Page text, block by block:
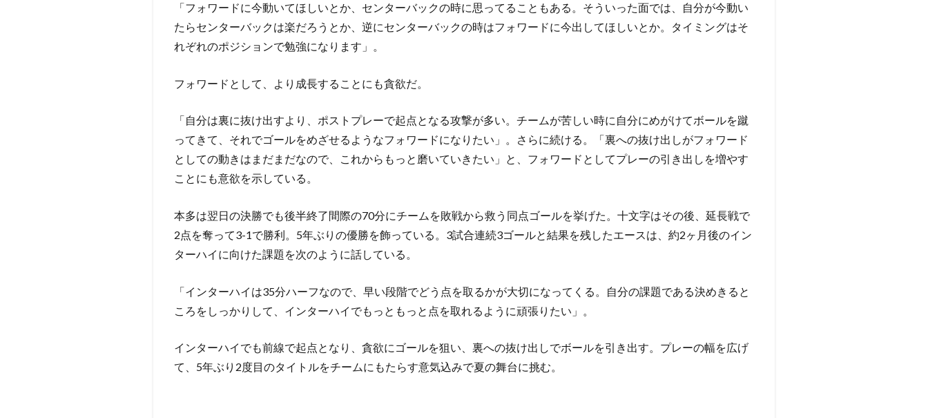
「フォワードに今動いてほしいとか、センターバックの時に思ってることもある。そういった面では、自分が今動い
たらセンターバックは楽だろうとか、逆にセンターバックの時はフォワードに今出してほしいとか。タイミングはそ
れぞれのポジションで勉強になります」。
フォワードとして、より成長することにも貪欲だ。
「自分は裏に抜け出すより、ポストプレーで起点となる攻撃が多い。チームが苦しい時に自分にめがけてボールを蹴
ってきて、それでゴールをめざせるようなフォワードになりたい」。さらに続ける。「裏への抜け出しがフォワード
としての動きはまだまだなので、これからもっと磨いていきたい」と、フォワードとしてプレーの引き出しを増やす
ことにも意欲を示している。
本多は翌日の決勝でも後半終了間際の70分にチームを敗戦から救う同点ゴールを挙げた。十文字はその後、延長戦で
2点を奪って3-1で勝利。5年ぶりの優勝を飾っている。3試合連続3ゴールと結果を残したエースは、約2ヶ月後のイン
ターハイに向けた課題を次のように話している。
「インターハイは35分ハーフなので、早い段階でどう点を取るかが大切になってくる。自分の課題である決めきると
ころをしっかりして、インターハイでもっともっと点を取れるように頑張りたい」。
インターハイでも前線で起点となり、貪欲にゴールを狙い、裏への抜け出しでボールを引き出す。プレーの幅を広げ
て、5年ぶり2度目のタイトルをチームにもたらす意気込みで夏の舞台に挑む。